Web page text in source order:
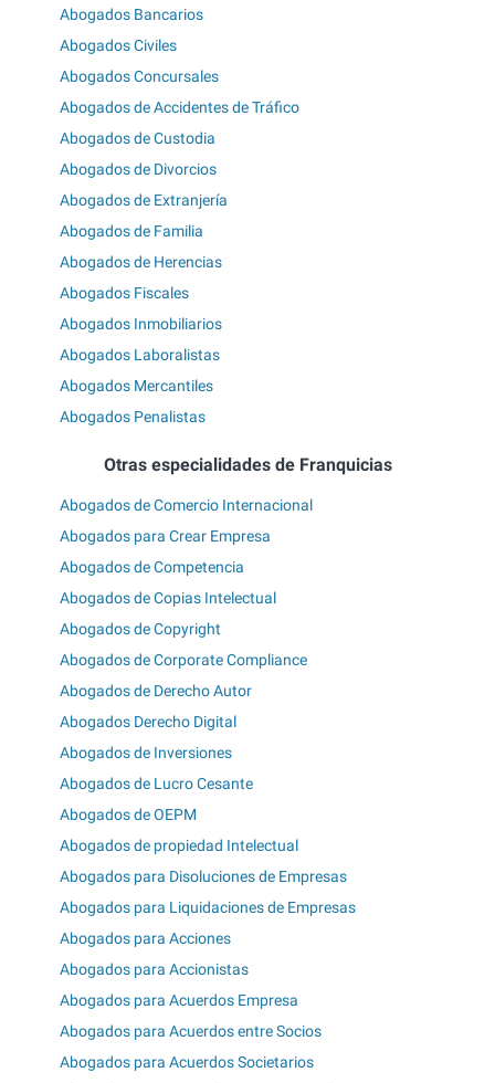
Abogados Bancarios
Abogados Civiles
Abogados Concursales
Abogados de Accidentes de Tráfico
Abogados de Custodia
Abogados de Divorcios
Abogados de Extranjería
Abogados de Familia
Abogados de Herencias
Abogados Fiscales
Abogados Inmobiliarios
Abogados Laboralistas
Abogados Mercantiles
Abogados Penalistas
Otras especialidades de Franquicias
Abogados de Comercio Internacional
Abogados para Crear Empresa
Abogados de Competencia
Abogados de Copias Intelectual
Abogados de Copyright
Abogados de Corporate Compliance
Abogados de Derecho Autor
Abogados Derecho Digital
Abogados de Inversiones
Abogados de Lucro Cesante
Abogados de OEPM
Abogados de propiedad Intelectual
Abogados para Disoluciones de Empresas
Abogados para Liquidaciones de Empresas
Abogados para Acciones
Abogados para Accionistas
Abogados para Acuerdos Empresa
Abogados para Acuerdos entre Socios
Abogados para Acuerdos Societarios